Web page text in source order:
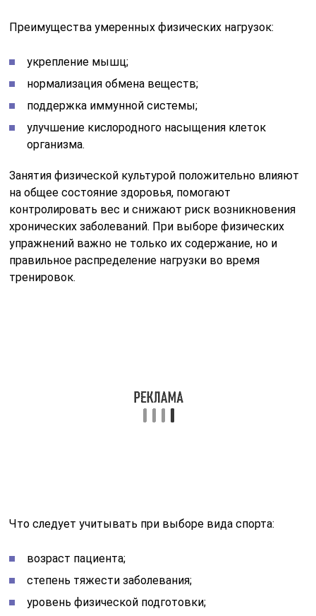
Преимущества умеренных физических нагрузок:
укрепление мышц;
нормализация обмена веществ;
поддержка иммунной системы;
улучшение кислородного насыщения клеток
организма.
Занятия физической культурой положительно влияют
на общее состояние здоровья, помогают
контролировать вес и снижают риск возникновения
хронических заболеваний. При выборе физических
упражнений важно не только их содержание, но и
правильное распределение нагрузки во время
тренировок.
уровень физической подготовки;
общее состояние здоровья.
Что содержит
инструкция по